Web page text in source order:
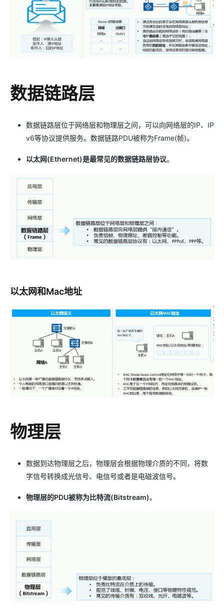
数据链路层
数据链路层位于网络层和物理层之间，可以向网络层的IP、IP
v6等协议提供服务。数据链路PDU被称为Frame(帧)。
以太网(Ethernet)是最常见的数据链路层协议。
以太网和Mac地址
物理层
数据到达物理层之后，物理层会根据物理介质的不同，将数
字信号转换成光信号、电信号或者是电磁波信号。
物理层的PDU被称为比特流(Bitstream)。